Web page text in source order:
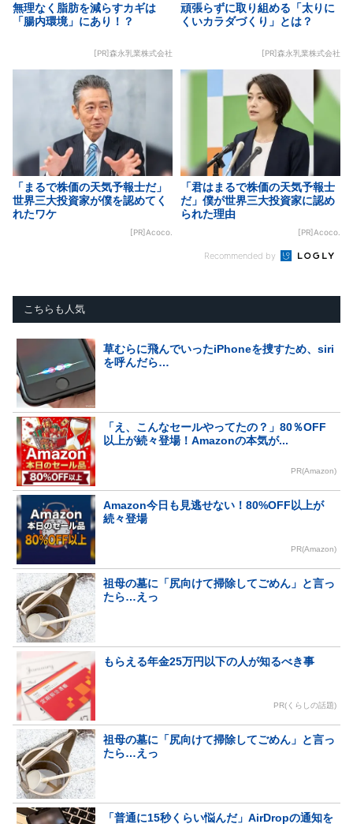
無理なく脂肪を減らすカギは
「腸内環境」にあり！？
[PR]森永乳業株式会社
頑張らずに取り組める「太りに
くいカラダづくり」とは？
[PR]森永乳業株式会社
「まるで株価の天気予報士だ」
世界三大投資家が僕を認めてく
れたワケ
[PR]Acoco.
「君はまるで株価の天気予報士
だ」僕が世界三大投資家に認め
られた理由
[PR]Acoco.
Recommended by
こちらも人気
草むらに飛んでいったiPhoneを捜すため、siri
を呼んだら…
「え、こんなセールやってたの？」80％OFF
以上が続々登場！Amazonの本気が...
PR(Amazon)
Amazon今日も見逃せない！80%OFF以上が
続々登場
PR(Amazon)
祖母の墓に「尻向けて掃除してごめん」と言っ
たら…えっ
もらえる年金25万円以下の人が知るべき事
PR(くらしの話題)
祖母の墓に「尻向けて掃除してごめん」と言っ
たら…えっ
「普通に15秒くらい悩んだ」AirDropの通知を